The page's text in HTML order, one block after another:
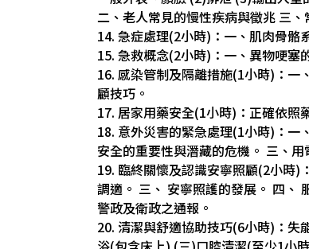
二、老人常見的慢性疾病與徵兆 三
14. 急症處理(2小時)：一、肌肉骨骼
15. 急救概念(2小時)：一、異物哽塞
16. 感染管制及隔離措施(1小時)：一
顧技巧。
17. 居家用藥安全(1小時)：正確依照
18. 意外災害的緊急處理(1小時)：一
安全的重要性與潛藏的危機。 三、
19. 臨終關懷及認識安寧照顧(2小時)
調適。 三、 安寧照護的發展。 四、
警政及衛政之通報。
20. 清潔與舒適協助技巧(6小時)：